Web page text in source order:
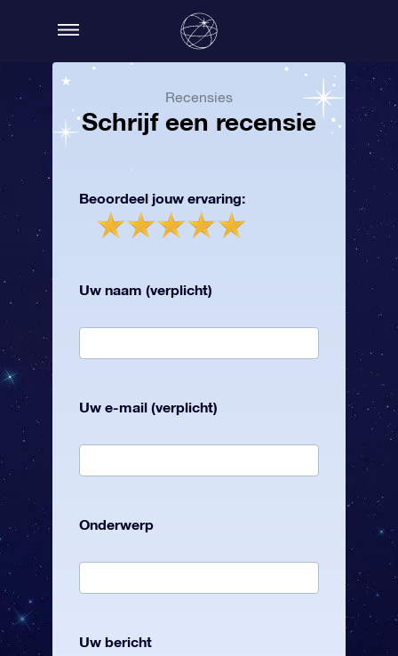
Recensies
Schrijf een recensie
Beoordeel jouw ervaring:
Uw naam (verplicht)
Uw e-mail (verplicht)
Onderwerp
Uw bericht